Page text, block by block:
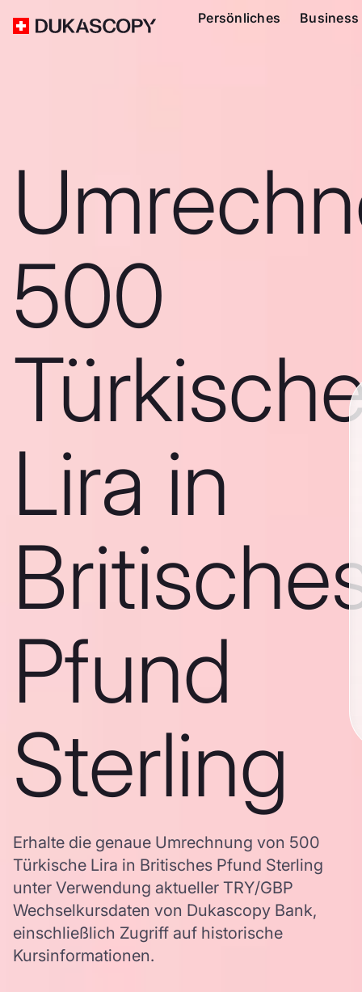
Persönliches Business
500
Lira in
Pfund
Sterling
Erhalte die genaue Umrechnung von 500
Türkische Lira in Britisches Pfund Sterling
unter Verwendung aktueller TRY/GBP
Wechselkursdaten von Dukascopy Bank,
einschließlich Zugriff auf historische
Kursinformationen.